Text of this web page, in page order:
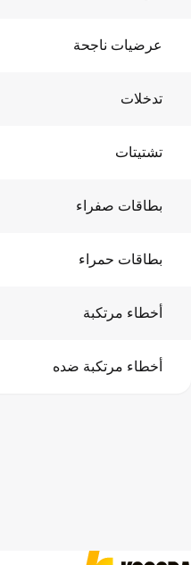
عرضيات ناجحة
تدخلات
تشتيتات
بطاقات صفراء
بطاقات حمراء
أخطاء مرتكبة
أخطاء مرتكبة ضده